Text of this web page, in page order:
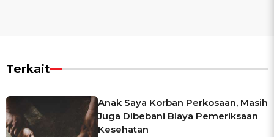
Terkait
Anak Saya Korban Perkosaan, Masih
Juga Dibebani Biaya Pemeriksaan
Kesehatan